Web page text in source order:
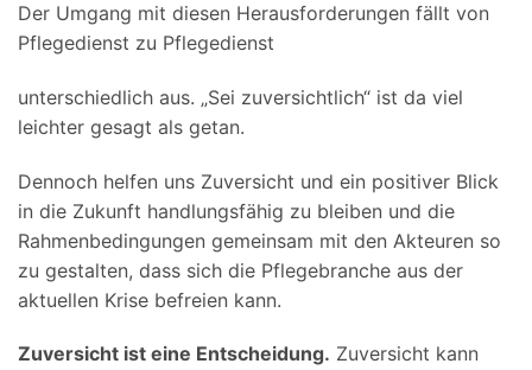
Der Umgang mit diesen Herausforderungen fällt von
Pflegedienst zu Pflegedienst
unterschiedlich aus. „Sei zuversichtlich“ ist da viel
leichter gesagt als getan.
Dennoch helfen uns Zuversicht und ein positiver Blick
in die Zukunft handlungsfähig zu bleiben und die
Rahmenbedingungen gemeinsam mit den Akteuren so
zu gestalten, dass sich die Pflegebranche aus der
aktuellen Krise befreien kann.
Zuversicht ist eine Entscheidung. Zuversicht kann